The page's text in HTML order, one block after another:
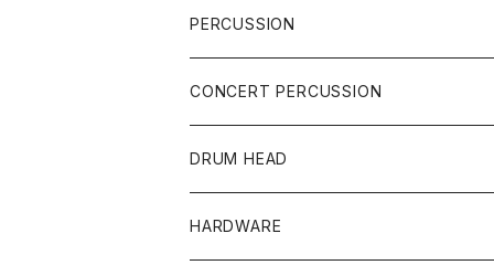
DRUM SET
YAMAHA
PEARL
SNARE
TAMA
PEARL
CYMBAL
ZILDJIAN
ACCESSORY
PERCUSSION
CAJON
CONGA
BONGO
CONCERT PERCUSSION
CONCERT SNARE
CONCERT CYMBAL
DRUM HEAD
SNARE HEAD
HARDWARE